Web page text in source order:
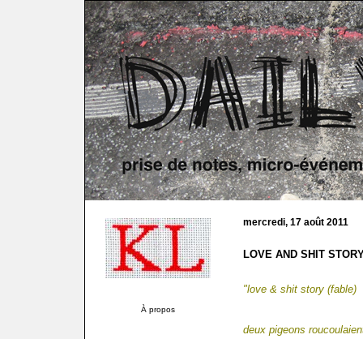
À propos
mercredi, 17 août 2011
LOVE AND SHIT
"love & shit story (fable)
deux pigeons